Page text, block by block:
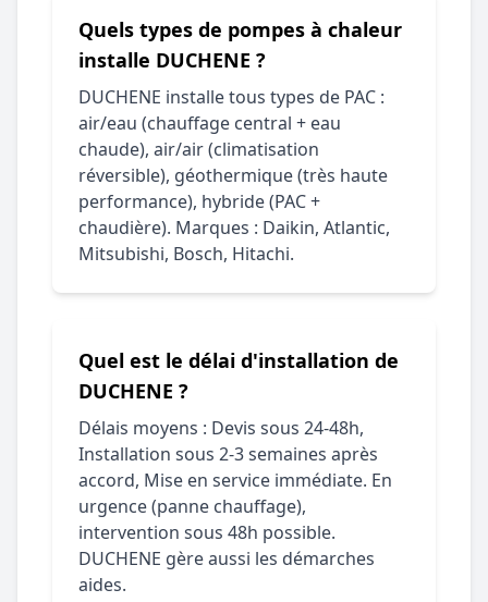
Quels types de pompes à chaleur
installe DUCHENE ?
DUCHENE installe tous types de PAC :
air/eau (chauffage central + eau
chaude), air/air (climatisation
réversible), géothermique (très haute
performance), hybride (PAC +
chaudière). Marques : Daikin, Atlantic,
Mitsubishi, Bosch, Hitachi.
Quel est le délai d'installation de
DUCHENE ?
Délais moyens : Devis sous 24-48h,
Installation sous 2-3 semaines après
accord, Mise en service immédiate. En
urgence (panne chauffage),
intervention sous 48h possible.
DUCHENE gère aussi les démarches
aides.